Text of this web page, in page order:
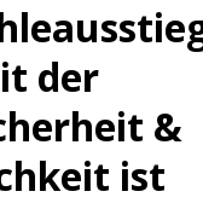
der
&
ist